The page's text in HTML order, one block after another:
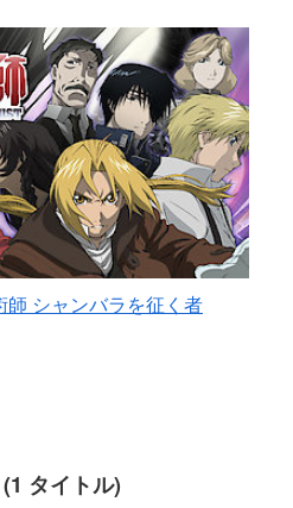
師 シャンバラを征く者
タイトル)